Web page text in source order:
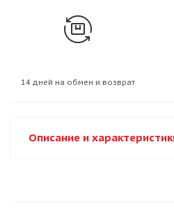
14 дней на обмен и возврат
Описание и